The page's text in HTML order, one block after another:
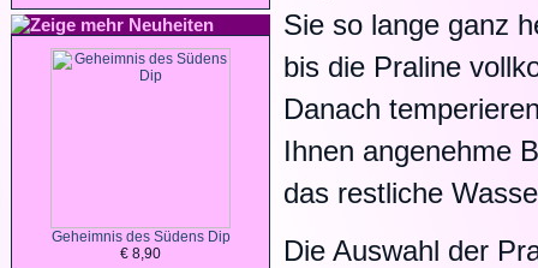
Neuheiten
Geheimnis des Südens Dip
€ 8,90
Sie so lange ganz
bis die Praline
Danach
Ihnen angenehme
das restliche
Die Auswahl der